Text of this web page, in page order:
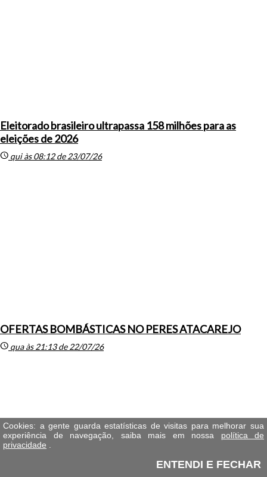
Eleitorado brasileiro ultrapassa 158 milhões para as
eleições de 2026
schedule qui às 08:12 de 23/07/26
OFERTAS BOMBÁSTICAS NO PERES ATACAREJO
schedule qua às 21:13 de 22/07/26
Cookies: a gente guarda estatísticas de visitas para melhorar sua
experiência de navegação, saiba mais em nossa política de
privacidade
ENTENDI E FECHAR